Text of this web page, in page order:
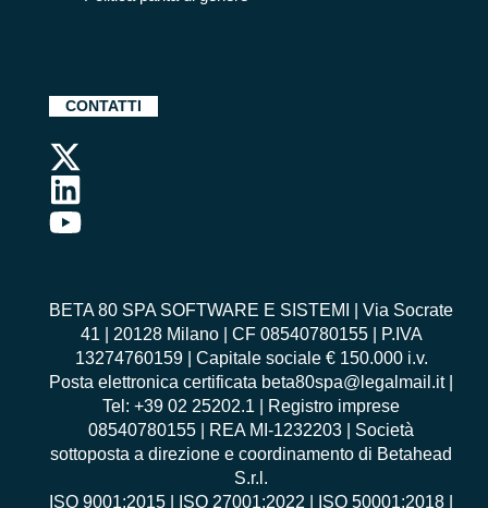
CONTATTI
BETA 80 SPA SOFTWARE E SISTEMI | Via Socrate
41 | 20128 Milano | CF 08540780155 | P.IVA
13274760159 | Capitale sociale € 150.000 i.v.
Posta elettronica certificata beta80spa@legalmail.it |
Tel: +39 02 25202.1 | Registro imprese
08540780155 | REA MI-1232203 | Società
sottoposta a direzione e coordinamento di Betahead
S.r.l.
ISO 9001:2015
ISO 27001:2022 ISO 50001:2018